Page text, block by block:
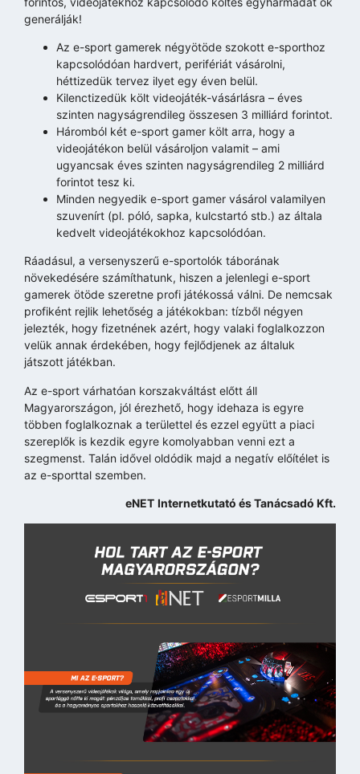
generálják!
Az e-sport gamerek négyötöde szokott e-sporthoz
kapcsolódóan hardvert, perifériát vásárolni,
héttizedük tervez ilyet egy éven belül.
Kilenctizedük költ videojáték-vásárlásra – éves
szinten nagyságrendileg összesen 3 milliárd forintot.
Háromból két e-sport gamer költ arra, hogy a
videojátékon belül vásároljon valamit – ami
ugyancsak éves szinten nagyságrendileg 2 milliárd
forintot tesz ki.
Minden negyedik e-sport gamer vásárol valamilyen
szuvenírt (pl. póló, sapka, kulcstartó stb.) az általa
kedvelt videojátékokhoz kapcsolódóan.
Ráadásul, a versenyszerű e-sportolók táborának
növekedésére számíthatunk, hiszen a jelenlegi e-sport
gamerek ötöde szeretne profi játékossá válni. De nemcsak
profiként rejlik lehetőség a játékokban: tízből négyen
jelezték, hogy fizetnének azért, hogy valaki foglalkozzon
velük annak érdekében, hogy fejlődjenek az általuk
játszott játékban.
Az e-sport várhatóan korszakváltást előtt áll
Magyarországon, jól érezhető, hogy idehaza is egyre
többen foglalkoznak a területtel és ezzel együtt a piaci
szereplők is kezdik egyre komolyabban venni ezt a
szegmenst. Talán idővel oldódik majd a negatív előítélet is
az e-sporttal szemben.
eNET Internetkutató és Tanácsadó Kft.